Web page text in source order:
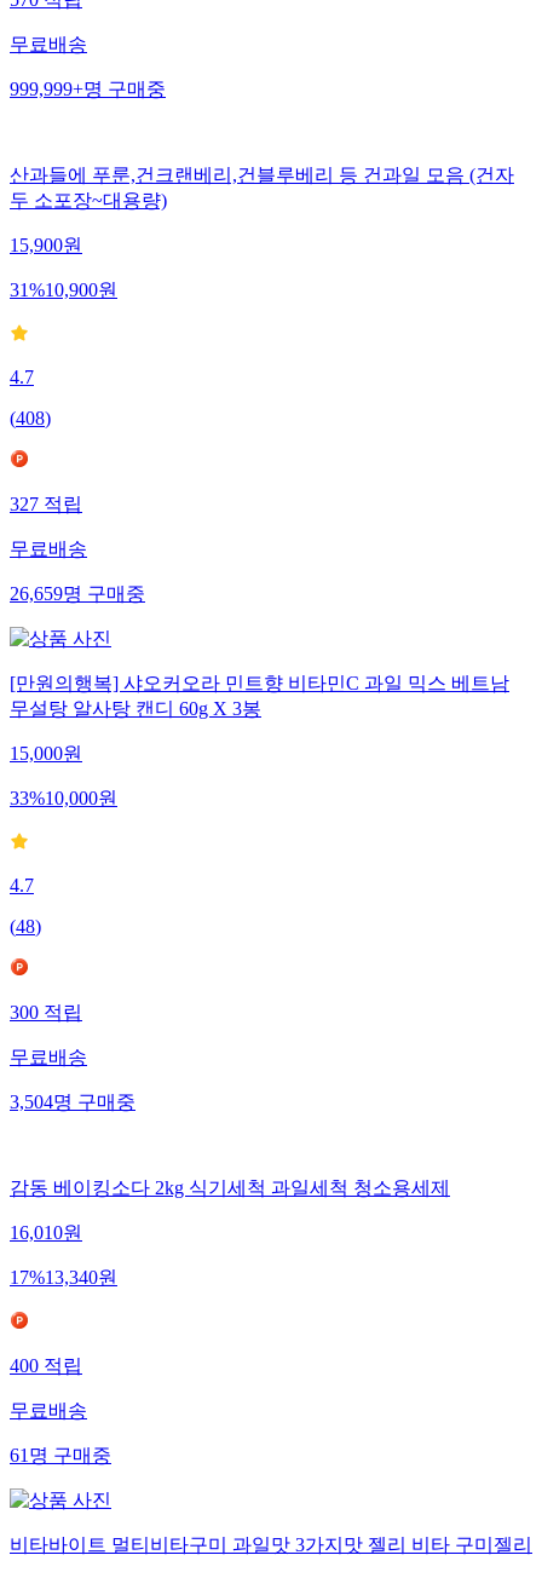
무료배송
999,999+명 구매중
산과들에 푸룬,건크랜베리,건블루베리 등 건과일 모음 (건자
두 소포장~대용량)
15,900원
31%10,900원
4.7
(408)
327 적립
무료배송
26,659명 구매중
[만원의행복] 샤오커오라 민트향 비타민C 과일 믹스 베트남
무설탕 알사탕 캔디 60g X 3봉
15,000원
33%10,000원
4.7
(48)
300 적립
무료배송
3,504명 구매중
감동 베이킹소다 2kg 식기세척 과일세척 청소용세제
16,010원
17%13,340원
400 적립
무료배송
61 명 구매중
비타바이트 멀티비타구미 과일맛 3가지맛 젤리 비타 구미젤리